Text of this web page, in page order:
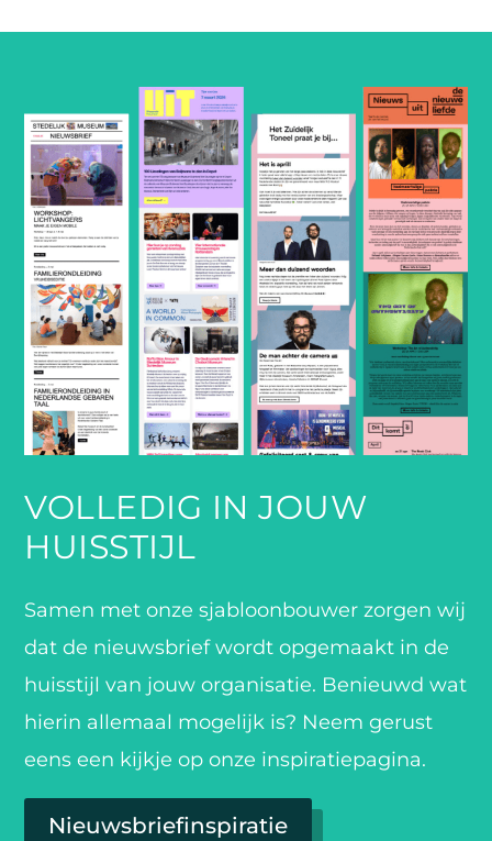
VOLLEDIG IN JOUW
HUISSTIJL
Samen met onze sjabloonbouwer zorgen wij
dat de nieuwsbrief wordt opgemaakt in de
huisstijl van jouw organisatie. Benieuwd wat
hierin allemaal mogelijk is? Neem gerust
eens een kijkje op onze inspiratiepagina.
Nieuwsbriefinspiratie